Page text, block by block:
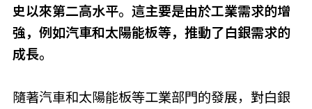
史以來第二高水平。這主要是由於工業需求的增
強，例如汽車和太陽能板等，推動了白銀需求的
成長。
隨著汽車和太陽能板等工業部門的發展，對白銀